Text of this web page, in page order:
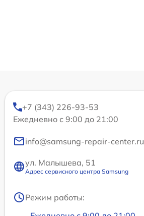
+7 (343) 226-93-53
Ежедневно с 9:00 до 21:00
info@samsung-repair-center.ru
ул. Малышева, 51
Адрес сервисного центра Samsung
Режим работы: